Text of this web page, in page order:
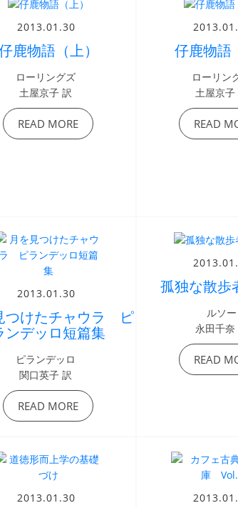
2013.01.30
鹿物語（上）
ローリングズ
土屋京子 訳
READ MORE
仔鹿物語
ローリン
土屋京子
READ
2013.01.30
つけたチャウラ ピ
ンデッロ短篇集
ピランデッロ
関口英子 訳
READ MORE
孤独な散歩
ルソー
永田千奈
READ
2013.01.30